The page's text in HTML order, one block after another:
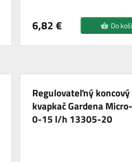
6,82 € Do
Regulovateľný koncový
kvapkač Gardena
0-15 l/h 13305-20